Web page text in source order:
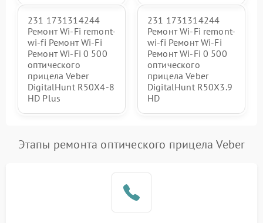
231 1731314244
Ремонт Wi-Fi remont-
wi-fi Ремонт Wi-Fi
Ремонт Wi-Fi 0 500
оптического
прицела Veber
DigitalHunt R50X4-8
HD Plus
231 1731314244
Ремонт Wi-Fi remont-
wi-fi Ремонт Wi-Fi
Ремонт Wi-Fi 0 500
оптического
прицела Veber
DigitalHunt R50X3.9
HD
Этапы ремонта оптического прицела Veber